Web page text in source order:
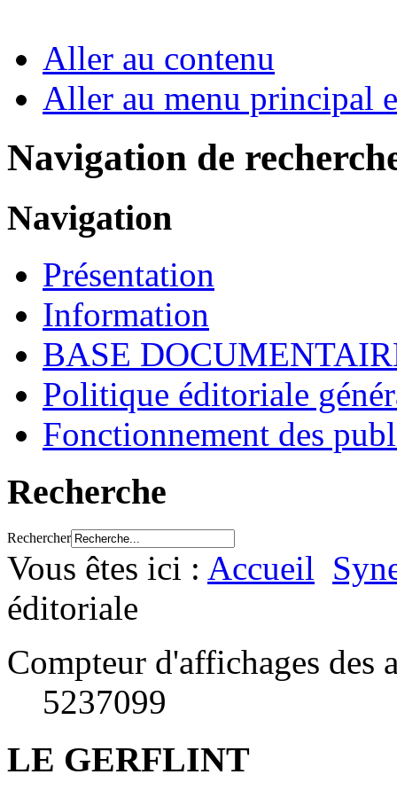
Aller au contenu
Aller au menu principal
Navigation de
Navigation
Présentation
Information
BASE
Politique éditoriale
Fonctionnement des
Recherche
Rechercher
Vous êtes ici : Accueil
éditoriale
Compteur d'affichages des
5237099
LE GERFLINT